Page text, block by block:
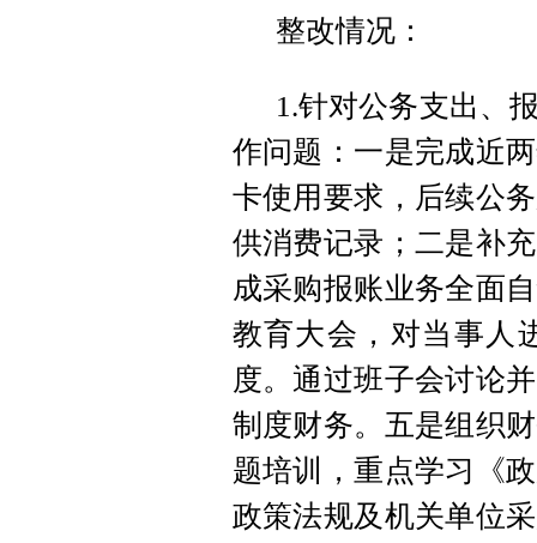
整改情况：
1.针对公务支出、
作问题：一是完成近
卡使用要求，后续公
供消费记录；二是补
成采购报账业务全面
教育大会，对当事人
度。通过班子会讨论
制度财务。五是组织
题培训，重点学习《
政策法规及机关单位